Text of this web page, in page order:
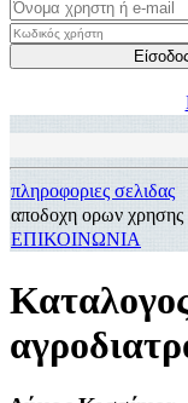
πληροφοριες σελιδας
αποδοχη ορων χρησης
ΕΠΙΚΟΙΝΩΝΙΑ